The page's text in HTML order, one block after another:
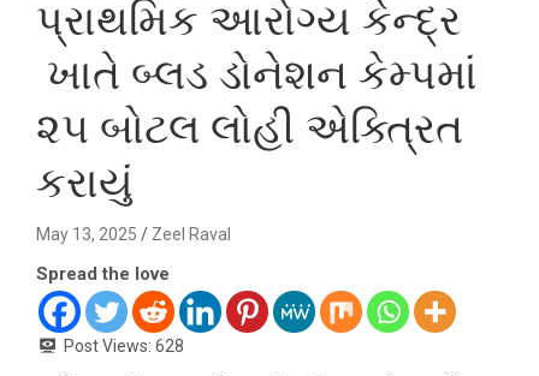
પ્રાથમિક આરોગ્ય કેન્દ્ર
ખાતે બ્લડ ડોનેશન કેમ્પમાં
૨૫ બોટલ લોહી એક્ત્રિત
કરાયું
May 13, 2025 Zeel Raval
Spread the love
Post Views: 628